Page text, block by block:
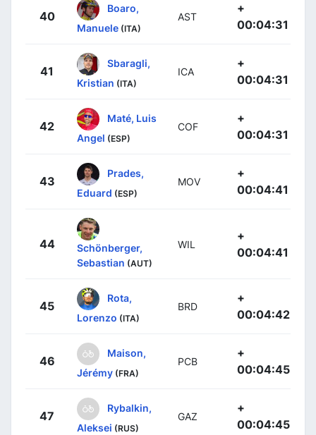
40
Boaro,
Manuele (ITA)
AST
+
00:04:31
41
Sbaragli,
Kristian (ITA)
ICA
+
00:04:31
42
Maté, Luis
Angel (ESP)
COF
+
00:04:31
43
Prades,
Eduard (ESP)
MOV
+
00:04:41
44
Schönberger,
Sebastian (AUT)
WIL
+
00:04:41
45
Rota,
Lorenzo (ITA)
BRD
+
00:04:42
46
Maison,
Jérémy (FRA)
PCB
+
00:04:45
47
Rybalkin,
Aleksei (RUS)
GAZ
+
00:04:45